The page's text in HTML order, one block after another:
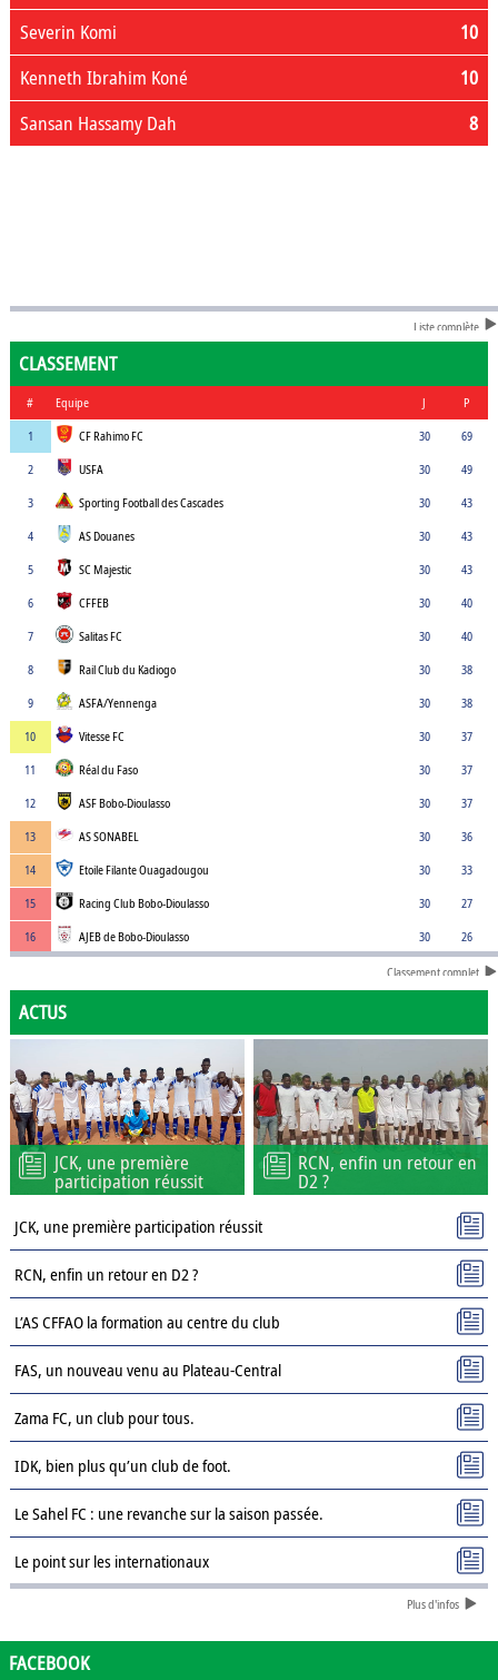
10
Severin Komi
10
Kenneth Ibrahim Koné
8
Sansan Hassamy Dah
Liste complète
CLASSEMENT
# Equipe J
P
1
CF Rahimo FC 30
69
2
USFA 30
49
3
Sporting Football des Cascades 30
43
4
AS Douanes 30
43
5
SC Majestic 30
43
6
CFFEB 30
40
7
Salitas FC 30
40
8
Rail Club du Kadiogo 30
38
9
ASFA/Yennenga 30
38
10
Vitesse FC 30
37
11
Réal du Faso 30
37
12
ASF Bobo-Dioulasso 30
37
13
AS SONABEL 30
36
14
Etoile Filante Ouagadougou 30
33
15
Racing Club Bobo-Dioulasso 30
27
16
AJEB de Bobo-Dioulasso 30 26
Classement complet
ACTUS
JCK, une première
participation réussit
RCN, enfin un retour en
D2 ?
JCK, une première participation réussit
RCN, enfin un retour en D2 ?
L’AS CFFAO la formation au centre du club
FAS, un nouveau venu au Plateau-Central
Zama FC, un club pour tous.
IDK, bien plus qu’un club de foot.
Le Sahel FC : une revanche sur la saison passée.
Le point sur les internationaux
Présentation des clubs de D3 : ASPC Tenkodogo
Plus d'infos
FACEBOOK